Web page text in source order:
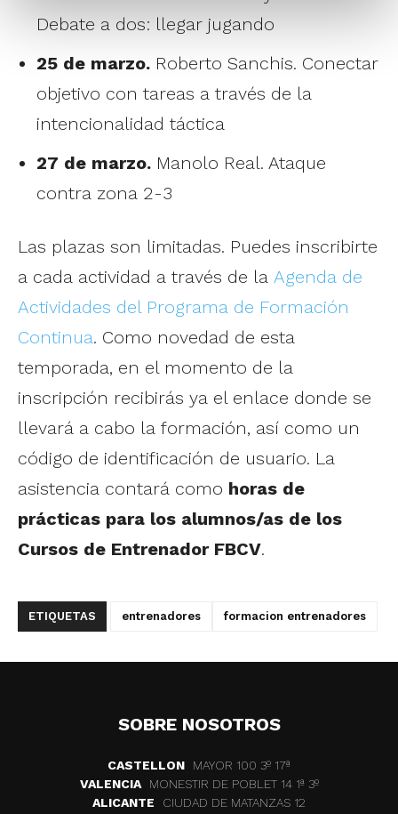
Debate a dos: llegar jugando
25 de marzo. Roberto Sanchis. Conectar
objetivo con tareas a través de la
intencionalidad táctica
27 de marzo. Manolo Real. Ataque
contra zona 2-3
Las plazas son limitadas. Puedes inscribirte
a cada actividad a través de la Agenda de
Actividades del Programa de Formación
Continua. Como novedad de esta
temporada, en el momento de la
inscripción recibirás ya el enlace donde se
llevará a cabo la formación, así como un
código de identificación de usuario. La
asistencia contará como horas de
prácticas para los alumnos/as de los
Cursos de Entrenador FBCV.
ETIQUETAS entrenadores formacion entrenadores
SOBRE NOSOTROS
CASTELLON
MAYOR 100 3º 17ª
VALENCIA
MONESTIR DE POBLET 14 1ª 3º
ALICANTE
CIUDAD DE MATANZAS 12